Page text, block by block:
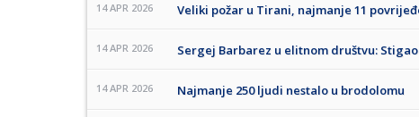
14 APR 2026 Veliki požar u Tirani, najmanje 11
14 APR 2026 Sergej Barbarez u elitnom društvu: Stigao
14 APR 2026 Najmanje 250 ljudi nestalo u brodolomu